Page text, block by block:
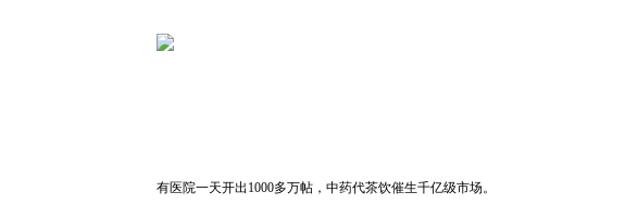
有医院一天开出1000多万帖，中药代茶饮催生千亿级市场。